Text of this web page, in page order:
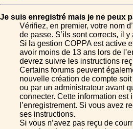
Je suis enregistré mais je ne peux
Vérifiez, en premier, votre nom
de passe. S’ils sont corrects, il
Si la gestion COPPA est active
avoir moins de 13 ans lors de
devrez suivre les instructions
Certains forums peuvent
nouvelle création de compte
ou par un administrateur avant
connecter. Cette information est
l’enregistrement. Si vous avez
ses instructions.
Si vous n’avez pas reçu de